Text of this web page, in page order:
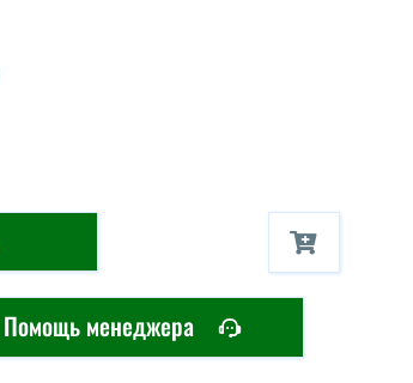
Помощь менеджера